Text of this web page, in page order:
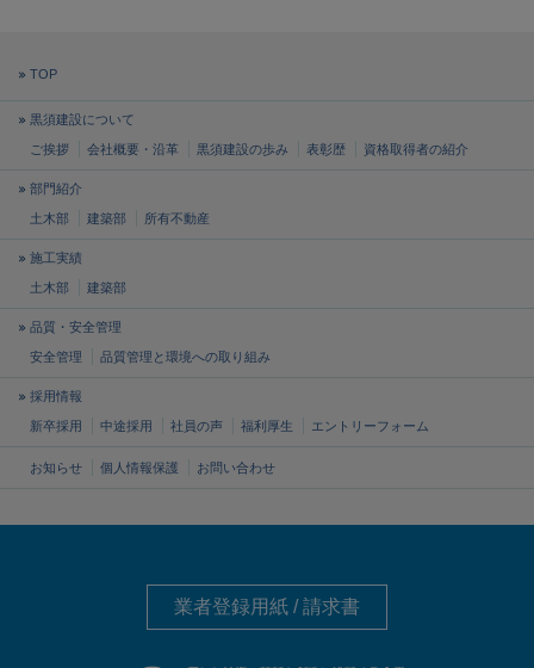
TOP
黒須建設について
ご挨拶 会社概要・沿革 黒須建設の歩み 表彰歴 資格取得者の紹介
部門紹介
土木部 建築部 所有不動産
施工実績
土木部 建築部
品質・安全管理
安全管理 品質管理と環境への取り組み
採用情報
新卒採用 中途採用 社員の声 福利厚生 エントリーフォーム
お知らせ 個人情報保護 お問い合わせ
業者登録用紙 / 請求書